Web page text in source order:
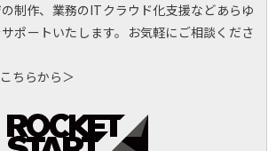
制作、業務のITクラウド化支援などあらゆ
ポートいたします。お気軽にご相談くださ
ちらから＞